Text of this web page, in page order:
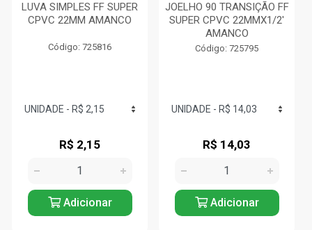
LUVA SIMPLES FF SUPER
CPVC 22MM AMANCO
Código: 725816
R$ 2,15
Adicionar
JOELHO 90 TRANSIÇÃO FF
SUPER CPVC 22MMX1/2'
AMANCO
Código: 725795
R$ 14,03
Adicionar